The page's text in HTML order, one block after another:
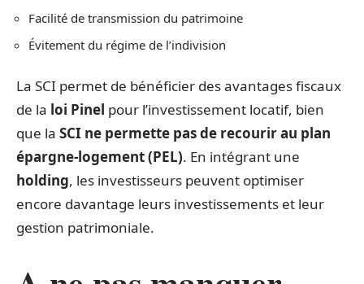
Facilité de transmission du patrimoine
Évitement du régime de l’indivision
La SCI permet de bénéficier des avantages fiscaux
de la loi Pinel pour l’investissement locatif, bien
que la SCI ne permette pas de recourir au plan
épargne-logement (PEL). En intégrant une
holding, les investisseurs peuvent optimiser
encore davantage leurs investissements et leur
gestion patrimoniale.